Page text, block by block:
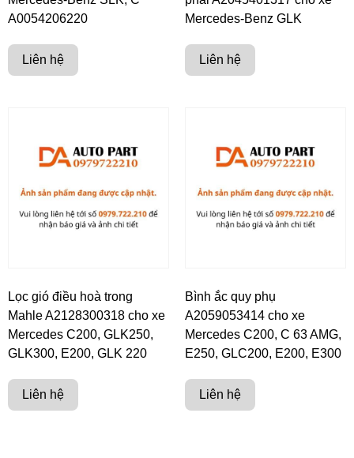
A0054206220
Liên hệ
Mercedes-Benz GLK
Liên hệ
Lọc gió điều hoà trong
Mahle A2128300318 cho xe
Mercedes C200, GLK250,
GLK300, E200, GLK 220
Liên hệ
Bình ắc quy phụ
A2059053414 cho xe
Mercedes C200, C 63 AMG,
E250, GLC200, E200, E300
Liên hệ